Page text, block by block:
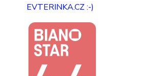
EVTERINKA.CZ :-)